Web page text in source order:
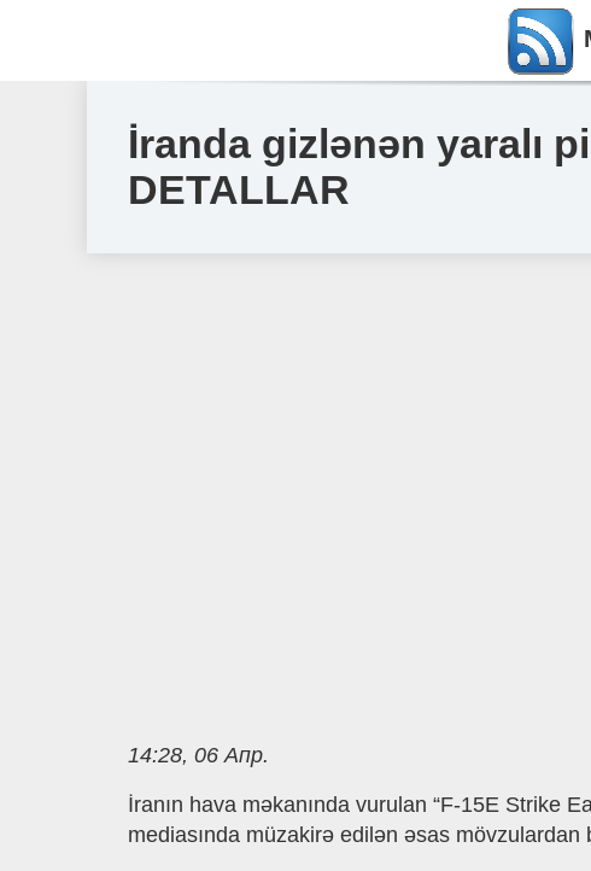
İranda gizlənən yaralı
DETALLAR
14:28, 06 Апр.
İranın hava məkanında vurulan “F-15E Strike
mediasında müzakirə edilən əsas mövzulardan